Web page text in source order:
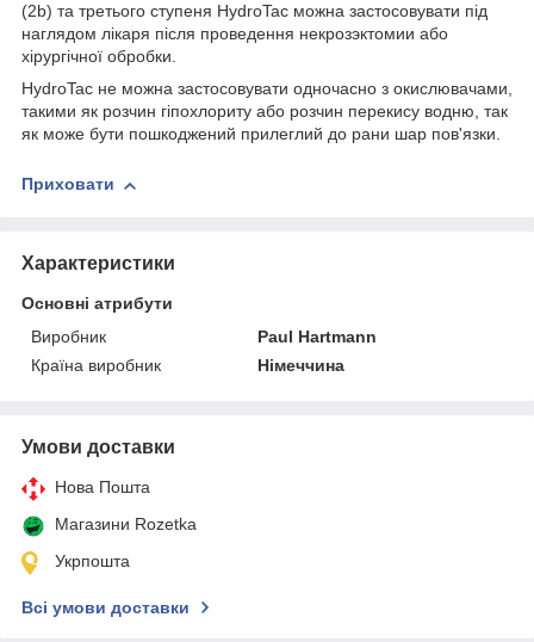
(2b) та третього ступеня HydroTac можна застосовувати під
наглядом лікаря після проведення некрозэктомии або
хірургічної обробки.
HydroTac не можна застосовувати одночасно з окислювачами,
такими як розчин гіпохлориту або розчин перекису водню, так
як може бути пошкоджений прилеглий до рани шар пов'язки.
Приховати
Характеристики
Основні атрибути
Виробник
Paul Hartmann
Країна виробник
Німеччина
Умови доставки
Нова Пошта
Магазини Rozetka
Укрпошта
Всі умови доставки